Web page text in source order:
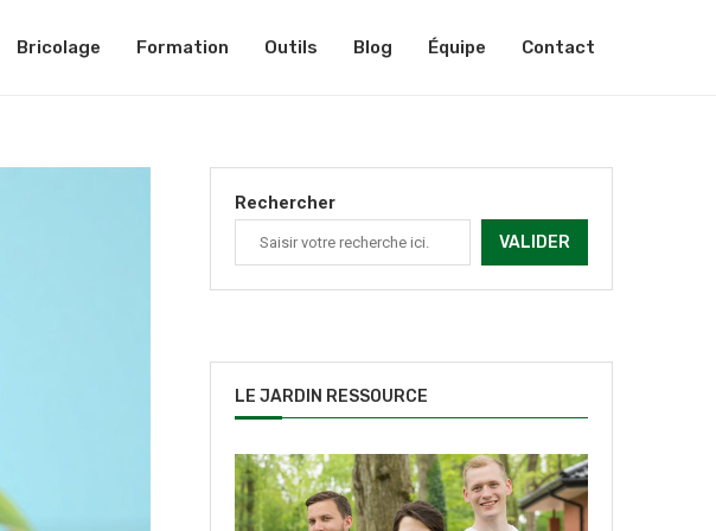
Bricolage Formation Outils Blog Équipe Contact
Rechercher
VALIDER
LE JARDIN RESSOURCE